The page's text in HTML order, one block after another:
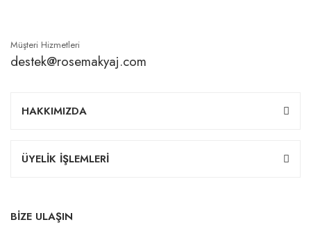
Müşteri Hizmetleri
destek@rosemakyaj.com
HAKKIMIZDA
ÜYELİK İŞLEMLERİ
BİZE ULAŞIN